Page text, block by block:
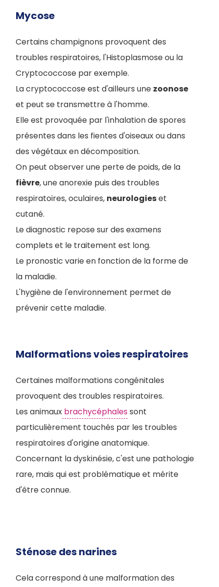
Mycose
Certains champignons provoquent des
troubles respiratoires, l'Histoplasmose ou la
Cryptococcose par exemple.
La cryptococcose est d'ailleurs une zoonose
et peut se transmettre à l'homme.
Elle est provoquée par l'inhalation de spores
présentes dans les fientes d'oiseaux ou dans
des végétaux en décomposition.
On peut observer une perte de poids, de la
fièvre, une anorexie puis des troubles
respiratoires, oculaires, neurologieset
cutané.
Le diagnostic repose sur des examens
complets et le traitement est long.
Le pronostic varie en fonction de la forme de
la maladie.
L'hygiène de l'environnement permet de
prévenir cette maladie.
Malformations voies respiratoires
Certaines malformations congénitales
provoquent des troubles respiratoires.
Les animaux brachycéphales sont
particulièrement touchés par les troubles
respiratoires d'origine anatomique.
Concernant la dyskinésie, c'est une pathologie
rare, mais qui est problématique et mérite
d'être connue.
Sténose des narines
Cela correspond à une malformation des